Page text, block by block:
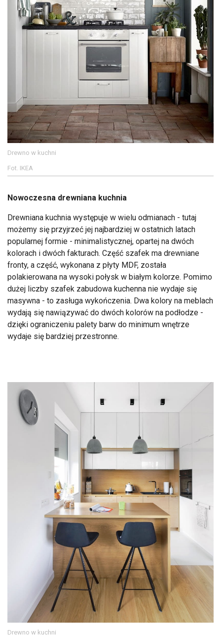
Drewno w kuchni
Fot. IKEA
Nowoczesna drewniana kuchnia
Drewniana kuchnia występuje w wielu odmianach - tutaj
możemy się przyjrzeć jej najbardziej w ostatnich latach
popularnej formie - minimalistycznej, opartej na dwóch
kolorach i dwóch fakturach. Część szafek ma drewniane
fronty, a część, wykonana z płyty MDF, została
polakierowana na wysoki połysk w białym kolorze. Pomimo
dużej liczby szafek zabudowa kuchenna nie wydaje się
masywna - to zasługa wykończenia. Dwa kolory na meblach
wydają się nawiązywać do dwóch kolorów na podłodze -
dzięki ograniczeniu palety barw do minimum wnętrze
wydaje się bardziej przestronne.
Drewno w kuchni